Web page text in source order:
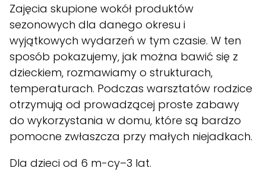
Zajęcia skupione wokół produktów
sezonowych dla danego okresu i
wyjątkowych wydarzeń w tym czasie. W ten
sposób pokazujemy, jak można bawić się z
dzieckiem, rozmawiamy o strukturach,
temperaturach. Podczas warsztatów rodzice
otrzymują od prowadzącej proste zabawy
do wykorzystania w domu, które są bardzo
pomocne zwłaszcza przy małych niejadkach.
Dla dzieci od 6 m-cy–3 lat.